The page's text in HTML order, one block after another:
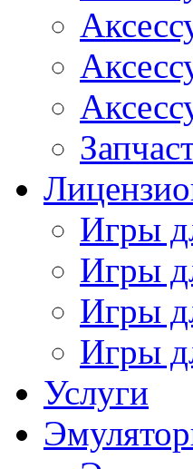
Игры
Игры
Игры
Игры
Услуги